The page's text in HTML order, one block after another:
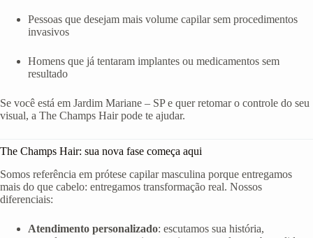
Pessoas que desejam mais volume capilar sem procedimentos
invasivos
Homens que já tentaram implantes ou medicamentos sem
resultado
Se você está em Jardim Mariane – SP e quer retomar o controle do seu
visual, a The Champs Hair pode te ajudar.
The Champs Hair: sua nova fase começa aqui
Somos referência em prótese capilar masculina porque entregamos
mais do que cabelo: entregamos transformação real. Nossos
diferenciais:
Atendimento personalizado: escutamos sua história,